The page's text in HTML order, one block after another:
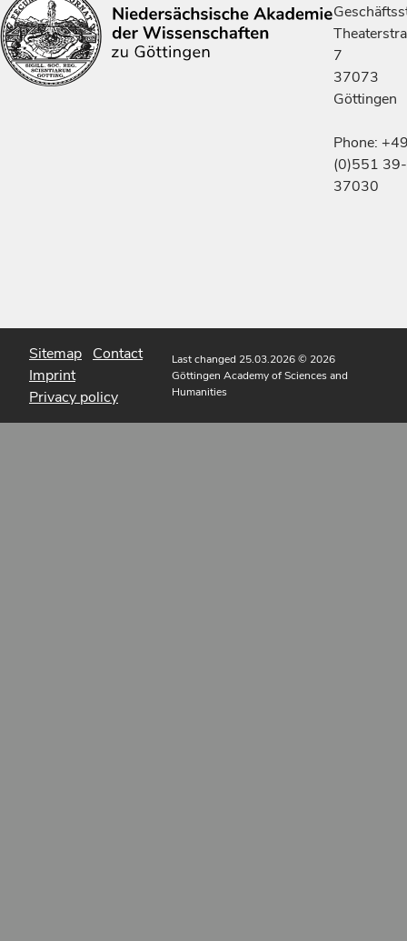
7
37073
Göttingen
Phone:
(0)551 39-
37030
Sitemap Contact
Imprint
Privacy policy
Last changed 25.03.2026© 2026
Göttingen Academy of Sciences and
Humanities